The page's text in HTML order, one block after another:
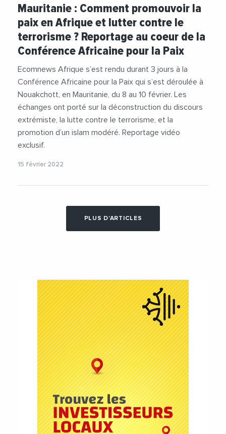
Mauritanie : Comment promouvoir la
paix en Afrique et lutter contre le
terrorisme ? Reportage au coeur de la
Conférence Africaine pour la Paix
Ecomnews Afrique s’est rendu durant 3 jours à la
Conférence Africaine pour la Paix qui s’est déroulée à
Nouakchott, en Mauritanie, du 8 au 10 février. Les
échanges ont porté sur la déconstruction du discours
extrémiste, la lutte contre le terrorisme, et la
promotion d’un islam modéré. Reportage vidéo
exclusif.
15 février 2022
PLUS D'ARTICLES